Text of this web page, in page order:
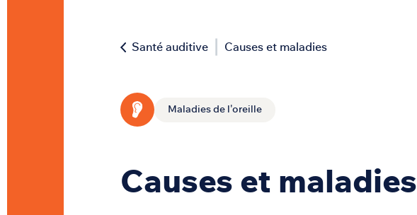
Santé auditive Causes et maladies
Maladies de l'oreille
Causes et maladies